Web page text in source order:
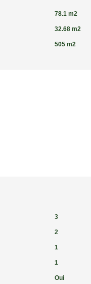
78.1 m2
32.68 m2
505 m2
3
2
1
1
Oui